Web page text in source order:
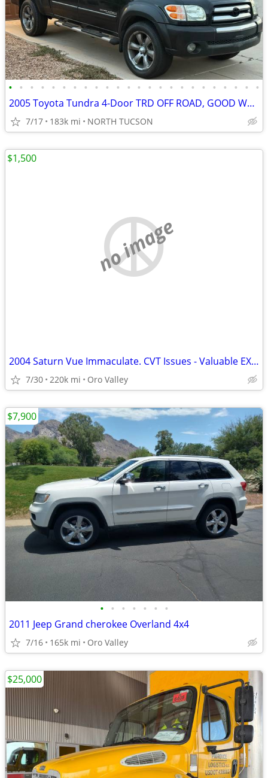
• • • • • • • • • • • • • • • • • • • • • • • •
2005 Toyota Tundra 4-Door TRD OFF ROAD, GOOD WORK TRUCK, SR5, 183 K
7/17 183k mi NORTH TUCSON
no image
2004 Saturn Vue Immaculate. CVT Issues - Valuable EXTRAS
7/30 220k mi Oro Valley
$1,500
• • • • • • •
2011 Jeep Grand cherokee Overland 4x4
7/16 165k mi Oro Valley
$7,900
$25,000